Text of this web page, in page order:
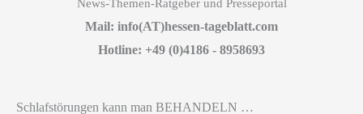
News-Themen-Ratgeber und Presseportal
Mail: info(AT)hessen-tageblatt.com
Hotline: +49 (0)4186 - 8958693
Schlafstörungen kann man BEHANDELN …